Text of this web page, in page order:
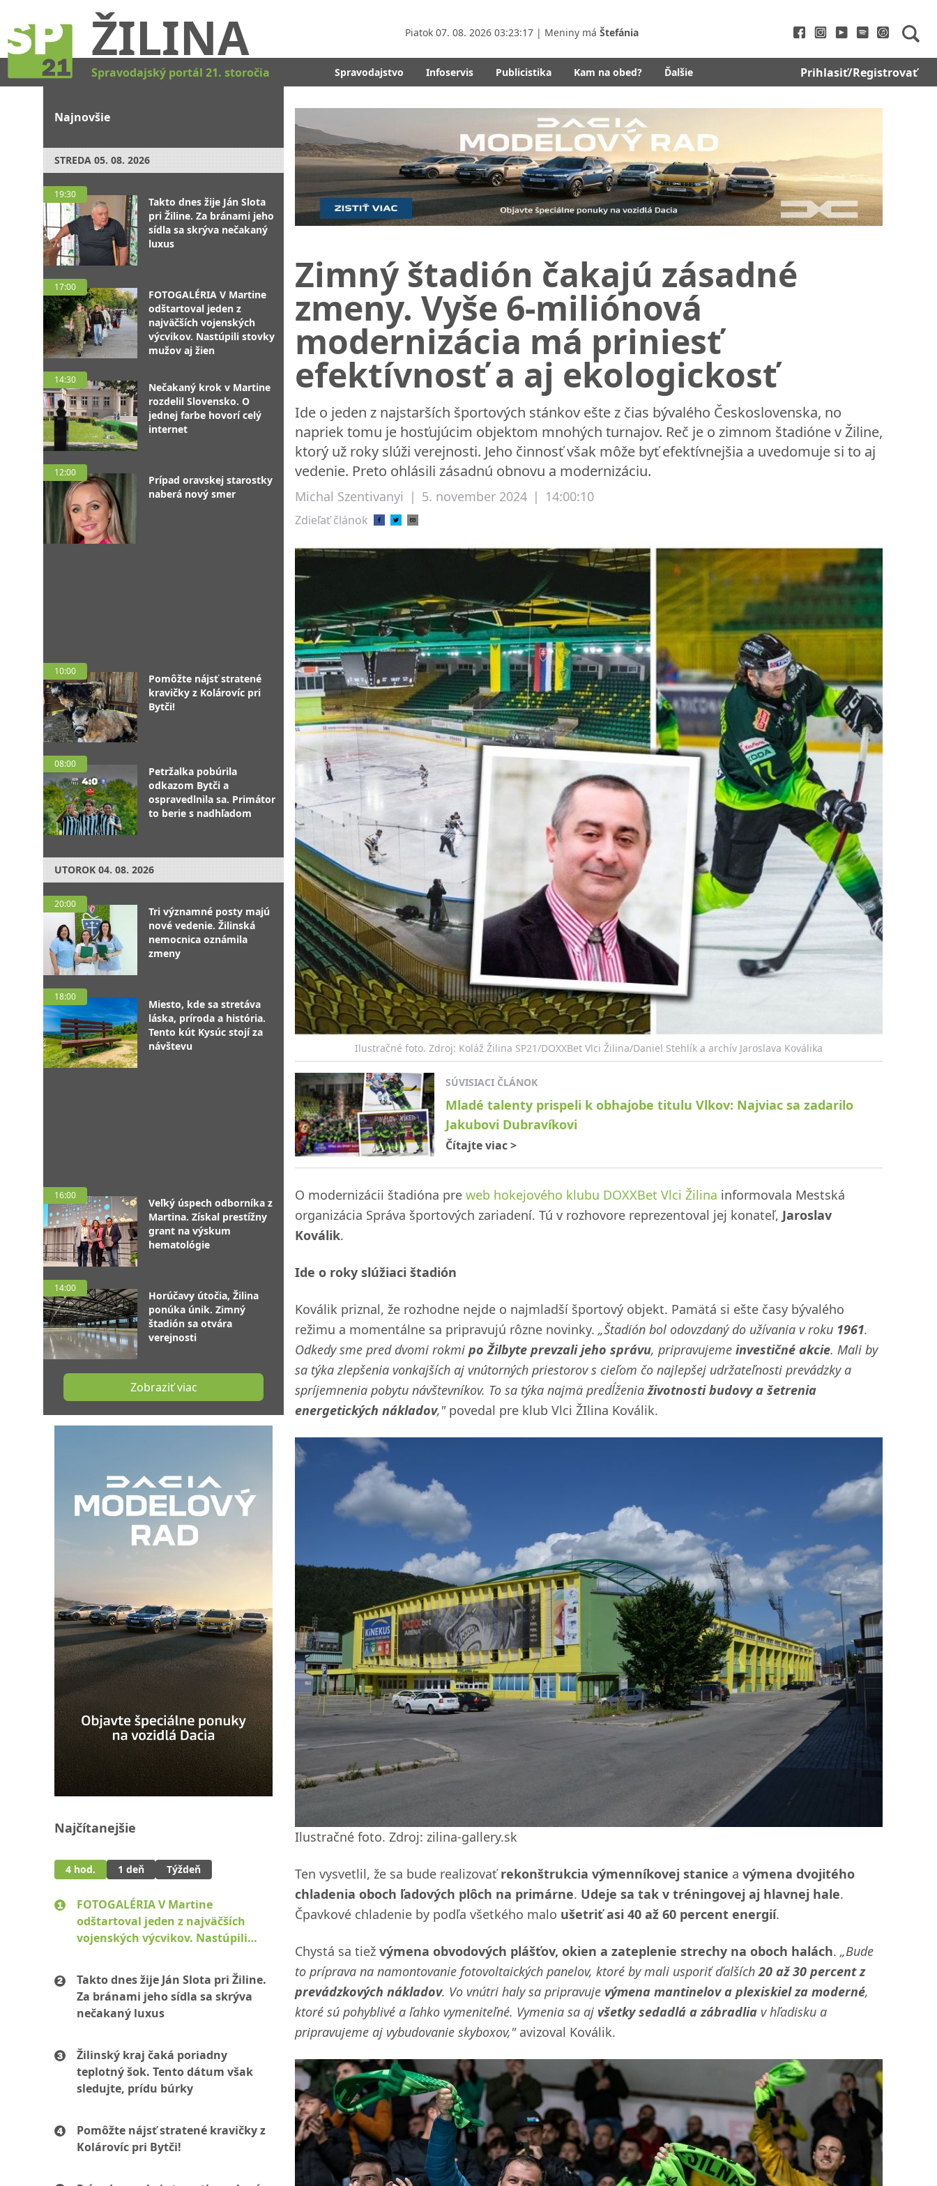
ŽILINA Piatok 07. 08. 2026 03:23:19 | Meniny má Štefánia
Spravodajský portál 21. storočia Spravodajstvo Infoservis Publicistika Kam na obed? Ďalšie Prihlasiť/Registrovať
Najnovšie
STREDA 05. 08. 2026
19:30
Takto dnes žije Ján Slota
pri Žiline. Za bránami jeho
sídla sa skrýva nečakaný
luxus
17:00
FOTOGALÉRIA V Martine
odštartoval jeden z
najväčších vojenských
výcvikov. Nastúpili stovky
mužov aj žien
14:30
Nečakaný krok v Martine
rozdelil Slovensko. O
jednej farbe hovorí celý
internet
12:00
Prípad oravskej starostky
naberá nový smer
10:00
Pomôžte nájsť stratené
kravičky z Kolárovíc pri
Bytči!
08:00
Petržalka pobúrila
odkazom Bytči a
ospravedlnila sa. Primátor
to berie s nadhľadom
UTOROK 04. 08. 2026
20:00
Tri významné posty majú
nové vedenie. Žilinská
nemocnica oznámila
zmeny
18:00
Miesto, kde sa stretáva
láska, príroda a história.
Tento kút Kysúc stojí za
návštevu
16:00
Veľký úspech odborníka z
Martina. Získal prestížny
grant na výskum
hematológie
14:00
Horúčavy útočia, Žilina
ponúka únik. Zimný
štadión sa otvára
verejnosti
Zobraziť viac
Najčítanejšie
4 hod. 1 deň Týždeň
FOTOGALÉRIA V Martine
odštartoval jeden z najväčších
vojenských výcvikov. Nastúpili
Takto dnes žije Ján Slota pri Žiline.
Za bránami jeho sídla sa skrýva
nečakaný luxus
Žilinský kraj čaká poriadny
teplotný šok. Tento dátum však
sledujte, prídu búrky
Pomôžte nájsť stratené kravičky z
Kolárovíc pri Bytči!
Zimný štadión čakajú zásadné
zmeny. Vyše 6-miliónová
modernizácia má priniesť
efektívnosť a aj ekologickosť
Ide o jeden z najstarších športových stánkov ešte z čias bývalého Československa, no
napriek tomu je hosťujúcim objektom mnohých turnajov. Reč je o zimnom štadióne v Žiline,
ktorý už roky slúži verejnosti. Jeho činnosť však môže byť efektívnejšia a uvedomuje si to aj
vedenie. Preto ohlásili zásadnú obnovu a modernizáciu.
Michal Szentivanyi | 5. november 2024 | 14:00:10
Zdieľať článok
Ilustračné foto. Zdroj: Koláž Žilina SP21/DOXXBet Vlci Žilina/Daniel Stehlík a archív Jaroslava Koválika
SÚVISIACI ČLÁNOK
Mladé talenty prispeli k obhajobe titulu Vlkov: Najviac sa zadarilo
Jakubovi Dubravíkovi
Čítajte viac>
O modernizácii štadióna pre web hokejového klubu DOXXBet Vlci Žilina informovala Mestská
organizácia Správa športových zariadení. Tú v rozhovore reprezentoval jej konateľ, Jaroslav
Koválik.
Ide o roky slúžiaci štadión
Koválik priznal, že rozhodne nejde o najmladší športový objekt. Pamätá si ešte časy bývalého
režimu a momentálne sa pripravujú rôzne novinky. „Štadión bol odovzdaný do užívania v roku 1961.
Odkedy sme pred dvomi rokmi po Žilbyte prevzali jeho správu, pripravujeme investičné akcie. Mali by
sa týka zlepšenia vonkajších aj vnútorných priestorov s cieľom čo najlepšej udržateľnosti prevádzky a
spríjemnenia pobytu návštevníkov. To sa týka najmä predĺženiaživotnosti budovy a šetrenia
energetických nákladov,"povedal pre klub Vlci ŽIlina Koválik.
Ilustračné foto. Zdroj: zilina-gallery.sk
Ten vysvetlil, že sa bude realizovaťrekonštrukcia výmenníkovej stanice a výmena dvojitého
chladenia oboch ľadových plôch na primárne. Udeje sa tak v tréningovej aj hlavnej hale.
Čpavkové chladenie by podľa všetkého malo ušetriť asi 40 až 60 percent energií.
Chystá sa tiež výmena obvodových plášťov, okien a zateplenie strechy na oboch halách. „Bude
to príprava na namontovanie fotovoltaických panelov, ktoré by mali usporiť ďalších20 až 30 percent z
prevádzkových nákladov. Vo vnútri haly sa pripravuje výmena mantinelov a plexiskiel za moderné,
ktoré sú pohyblivé a ľahko vymeniteľné. Vymenia sa aj všetky sedadlá a zábradlia v hľadisku a
pripravujeme aj vybudovanie skyboxov,"avizoval Koválik.